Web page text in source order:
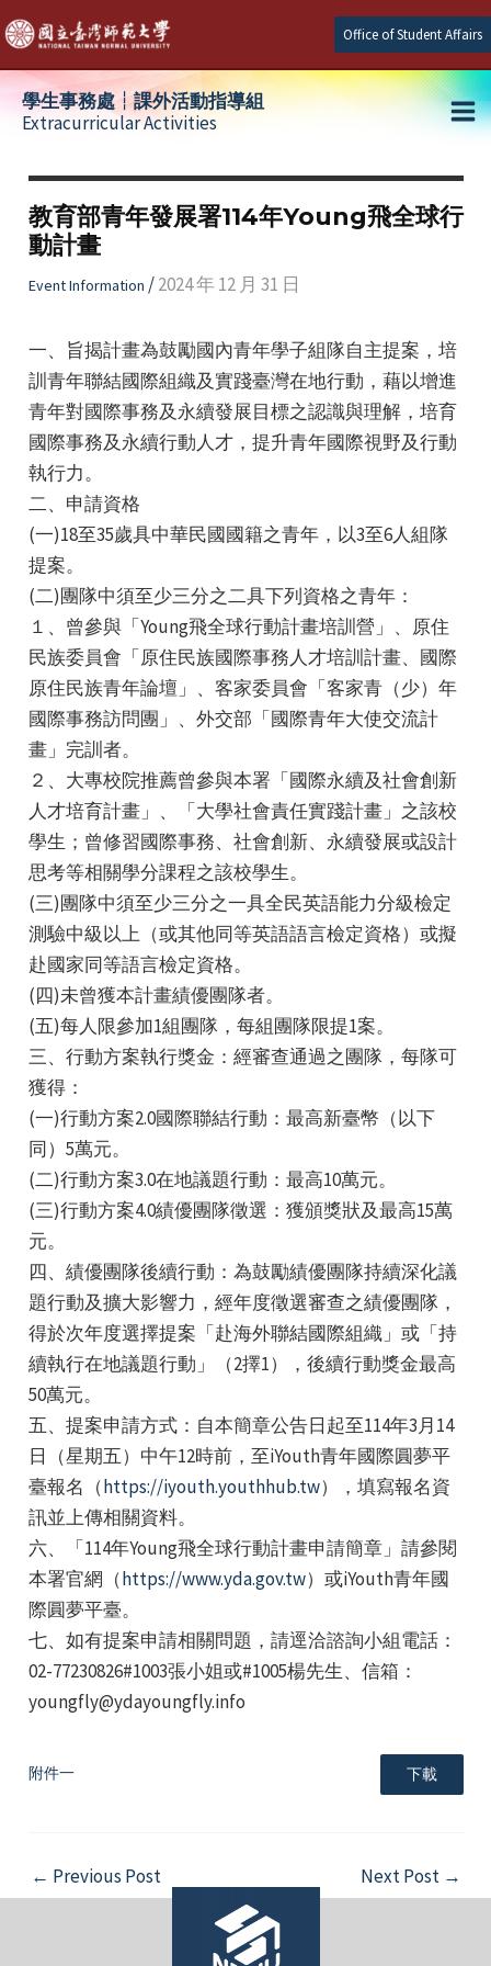
Skip
to
content
Office of Student Affairs
學生事務處┆課外活動指導組
Extracurricular Activities
教育部青年發展署114年Young飛全球行
動計畫
Event Information /2024 年 12 月 31 日
一、旨揭計畫為鼓勵國內青年學子組隊自主提案，培
訓青年聯結國際組織及實踐臺灣在地行動，藉以增進
青年對國際事務及永續發展目標之認識與理解，培育
國際事務及永續行動人才，提升青年國際視野及行動
執行力。
二、申請資格
(一)18至35歲具中華民國國籍之青年，以3至6人組隊
提案。
(二)團隊中須至少三分之二具下列資格之青年：
１、曾參與「Young飛全球行動計畫培訓營」、原住
民族委員會「原住民族國際事務人才培訓計畫、國際
原住民族青年論壇」、客家委員會「客家青（少）年
國際事務訪問團」、外交部「國際青年大使交流計
畫」完訓者。
２、大專校院推薦曾參與本署「國際永續及社會創新
人才培育計畫」、「大學社會責任實踐計畫」之該校
學生；曾修習國際事務、社會創新、永續發展或設計
思考等相關學分課程之該校學生。
(三)團隊中須至少三分之一具全民英語能力分級檢定
測驗中級以上（或其他同等英語語言檢定資格）或擬
赴國家同等語言檢定資格。
(四)未曾獲本計畫績優團隊者。
(五)每人限參加1組團隊，每組團隊限提1案。
三、行動方案執行獎金：經審查通過之團隊，每隊可
獲得：
(一)行動方案2.0國際聯結行動：最高新臺幣（以下
同）5萬元。
(二)行動方案3.0在地議題行動：最高10萬元。
(三)行動方案4.0績優團隊徵選：獲頒獎狀及最高15萬
元。
四、績優團隊後續行動：為鼓勵績優團隊持續深化議
題行動及擴大影響力，經年度徵選審查之績優團隊，
得於次年度選擇提案「赴海外聯結國際組織」或「持
續執行在地議題行動」（2擇1），後續行動獎金最高
50萬元。
五、提案申請方式：自本簡章公告日起至114年3月14
日（星期五）中午12時前，至iYouth青年國際圓夢平
臺報名（https://iyouth.youthhub.tw），填寫報名資
訊並上傳相關資料。
六、「114年Young飛全球行動計畫申請簡章」請參閱
本署官網（https://www.yda.gov.tw）或iYouth青年國
際圓夢平臺。
七、如有提案申請相關問題，請逕洽諮詢小組電話：
02-77230826#1003張小姐或#1005楊先生、信箱：
youngfly@ydayoungfly.info
附件一 下載
Post
navigation
← Previous Post Next Post →